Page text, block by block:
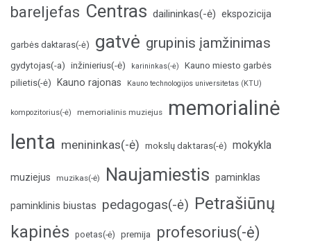
bareljefas Centras dailininkas(-ė) ekspozicija
garbės daktaras(-ė) gatvė grupinis įamžinimas
gydytojas(-a) inžinierius(-ė) karininkas(-ė)
Kauno miesto garbės
pilietis(-ė)
Kauno rajonas Kauno technologijos universitetas (KTU)
kompozitorius(-ė) memorialinis muziejus
memorialinė
lenta menininkas(-ė) mokslų daktaras(-ė) mokykla
muziejus muzikas(-ė) Naujamiestis paminklas
paminklinis biustas pedagogas(-ė) Petrašiūnų
kapinės poetas(-ė) premija profesorius(-ė)